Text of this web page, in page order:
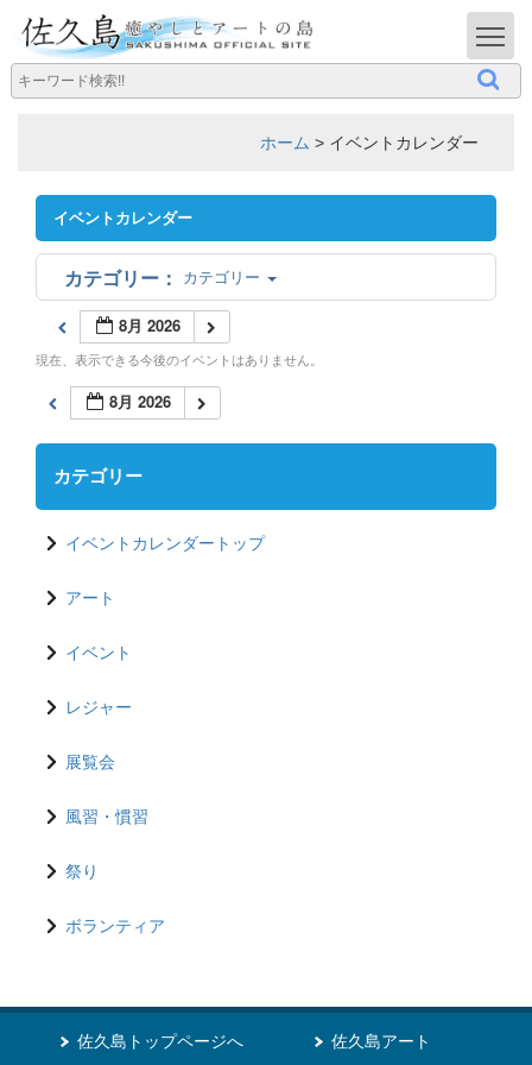
ホーム > イベントカレンダー
イベントカレンダー
カテゴリー
8月 2026
現在、表示できる今後のイベントはありません。
8月 2026
カテゴリー
イベントカレンダートップ
アート
イベント
レジャー
展覧会
風習・慣習
祭り
ボランティア
佐久島トップページへ 佐久島アート